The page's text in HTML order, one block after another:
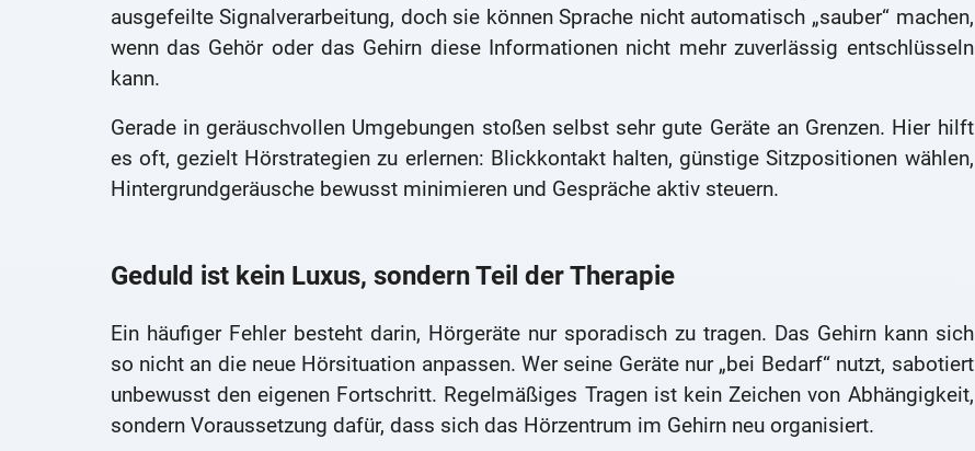
ausgefeilte Signalverarbeitung, doch sie können Sprache nicht automatisch „sauber“ machen,
wenn das Gehör oder das Gehirn diese Informationen nicht mehr zuverlässig entschlüsseln
kann.
Gerade in geräuschvollen Umgebungen stoßen selbst sehr gute Geräte an Grenzen. Hier hilft
es oft, gezielt Hörstrategien zu erlernen: Blickkontakt halten, günstige Sitzpositionen wählen,
Hintergrundgeräusche bewusst minimieren und Gespräche aktiv steuern.
Geduld ist kein Luxus, sondern Teil der Therapie
Ein häufiger Fehler besteht darin, Hörgeräte nur sporadisch zu tragen. Das Gehirn kann sich
so nicht an die neue Hörsituation anpassen. Wer seine Geräte nur „bei Bedarf“ nutzt, sabotiert
unbewusst den eigenen Fortschritt. Regelmäßiges Tragen ist kein Zeichen von Abhängigkeit,
sondern Voraussetzung dafür, dass sich das Hörzentrum im Gehirn neu organisiert.